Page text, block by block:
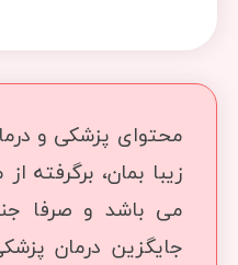
محتوای پزشکی و
زیبا بمان، برگرفته
می باشد و صرفا
جایگزین درمان